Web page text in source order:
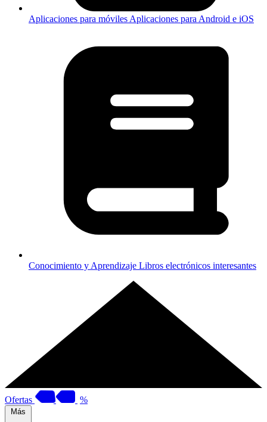
Aplicaciones para móviles Aplicaciones para Android e iOS
Conocimiento y Aprendizaje Libros electrónicos interesantes
Ofertas %
Más